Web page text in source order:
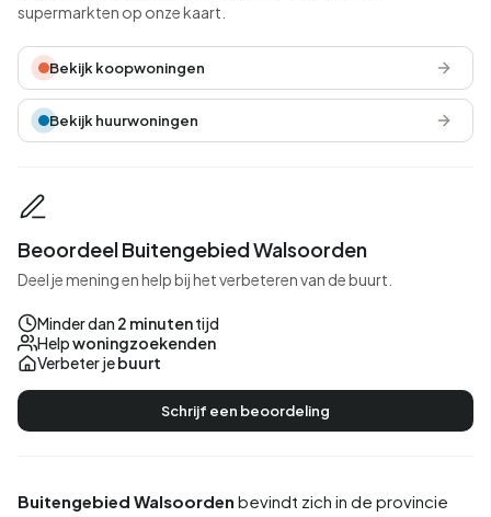
Buitengebied Walsoorden bevindt zich in de provincie
supermarkten op onze kaart.
Bekijk koopwoningen
Bekijk huurwoningen
Beoordeel Buitengebied Walsoorden
Deel je mening en help bij het verbeteren van de buurt.
Minder dan 2 minutentijd
Helpwoningzoekenden
Verbeter jebuurt
Schrijf een beoordeling